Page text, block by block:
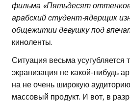
фильма «Пятьдесят оттенков
арабский студент-ядерщик
общежитии девушку под
киноленты.
Ситуация весьма усугубляется
экранизация не какой-нибудь
на не очень широкую
массовый продукт. И вот, в